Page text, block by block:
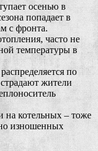
осенью в
попадает в
с фронта.
часто не
температуры в
по
жители
на котельных – тоже
изношенных